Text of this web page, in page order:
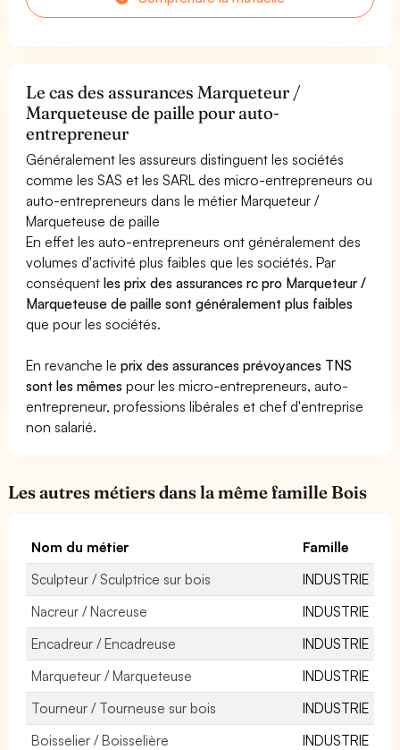
Le cas des assurances Marqueteur /
Marqueteuse de paille pour auto-
entrepreneur
Généralement les assureurs distinguent les sociétés
comme les SAS et les SARL des micro-entrepreneurs ou
auto-entrepreneurs dans le métier Marqueteur /
Marqueteuse de paille
En effet les auto-entrepreneurs ont généralement des
volumes d'activité plus faibles que les sociétés. Par
conséquentles prix des assurances rc pro Marqueteur /
Marqueteuse de paille sont généralement plus faibles
que pour les sociétés.
En revanche leprix des assurances prévoyances TNS
sont les mêmes pour les micro-entrepreneurs, auto-
entrepreneur, professions libérales et chef d'entreprise
non salarié.
Les autres métiers dans la même famille Bois
Nom du métier
Famille
Sculpteur / Sculptrice sur bois
INDUSTRIE
Nacreur / Nacreuse
INDUSTRIE
Encadreur / Encadreuse
INDUSTRIE
Marqueteur / Marqueteuse
INDUSTRIE
Tourneur / Tourneuse sur bois
INDUSTRIE
Boisselier / Boisselière
INDUSTRIE